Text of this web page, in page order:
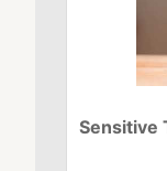
Sensitive